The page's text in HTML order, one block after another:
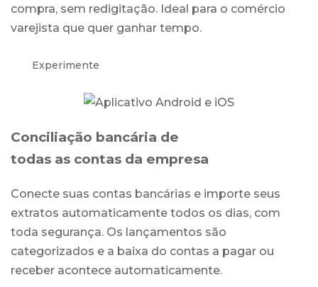
compra, sem redigitação. Ideal para o comércio
varejista que quer ganhar tempo.
Experimente
Conciliação bancária de
todas as contas da empresa
Conecte suas contas bancárias e importe seus
extratos automaticamente todos os dias, com
toda segurança. Os lançamentos são
categorizados e a baixa do contas a pagar ou
receber acontece automaticamente.